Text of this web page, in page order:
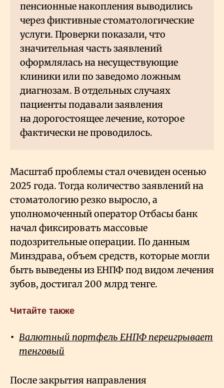
пенсионные накопления выводились
через фиктивные стоматологические
услуги. Проверки показали, что
значительная часть заявлений
оформлялась на несуществующие
клиники или по заведомо ложным
диагнозам. В отдельных случаях
пациенты подавали заявления
на дорогостоящее лечение, которое
фактически не проводилось.
Масштаб проблемы стал очевиден осенью
2025 года. Тогда количество заявлений на
стоматологию резко выросло, а
уполномоченный оператор Отбасы банк
начал фиксировать массовые
подозрительные операции. По данным
Минздрава, объем средств, которые могли
быть выведены из ЕНПФ под видом лечения
зубов, достигал 200 млрд тенге.
Читайте также
Валютный портфель ЕНПФ переигрывает
тенговый
После закрытия направления